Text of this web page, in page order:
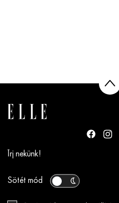
Írj nekünk!
Sötét mód